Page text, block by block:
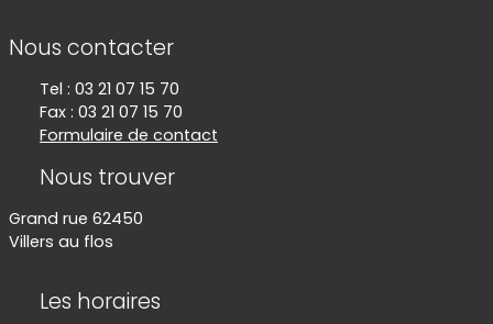
Informations de contact
Nous contacter
Tel : 03 21 07 15 70
Fax : 03 21 07 15 70
Formulaire de contact
Nous trouver
Grand rue 62450
Villers au flos
Les horaires